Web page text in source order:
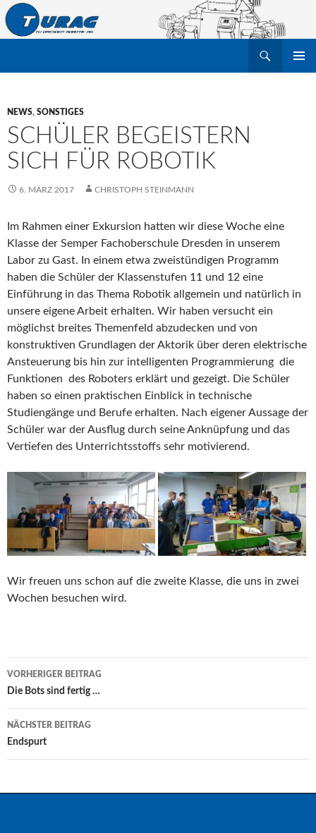
NEWS, SONSTIGES
SCHÜLER BEGEISTERN
SICH FÜR ROBOTIK
6. MÄRZ 2017 CHRISTOPH STEINMANN
Im Rahmen einer Exkursion hatten wir diese Woche eine
Klasse der Semper Fachoberschule Dresden in unserem
Labor zu Gast. In einem etwa zweistündigen Programm
haben die Schüler der Klassenstufen 11 und 12 eine
Einführung in das Thema Robotik allgemein und natürlich in
unsere eigene Arbeit erhalten. Wir haben versucht ein
möglichst breites Themenfeld abzudecken und von
konstruktiven Grundlagen der Aktorik über deren elektrische
Ansteuerung bis hin zur intelligenten Programmierung die
Funktionen des Roboters erklärt und gezeigt. Die Schüler
haben so einen praktischen Einblick in technische
Studiengänge und Berufe erhalten. Nach eigener Aussage der
Schüler war der Ausflug durch seine Anknüpfung und das
Vertiefen des Unterrichtsstoffs sehr motivierend.
Wir freuen uns schon auf die zweite Klasse, die uns in zwei
Wochen besuchen wird.
Beitragsnavigation
VORHERIGER BEITRAG
Die Bots sind fertig …
NÄCHSTER BEITRAG
Endspurt